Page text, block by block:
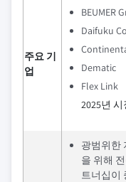
주요 기
업
BEUMER
Daifuku
Dematic
Flex Link
2025년
광범위한
을 위해
트너십이